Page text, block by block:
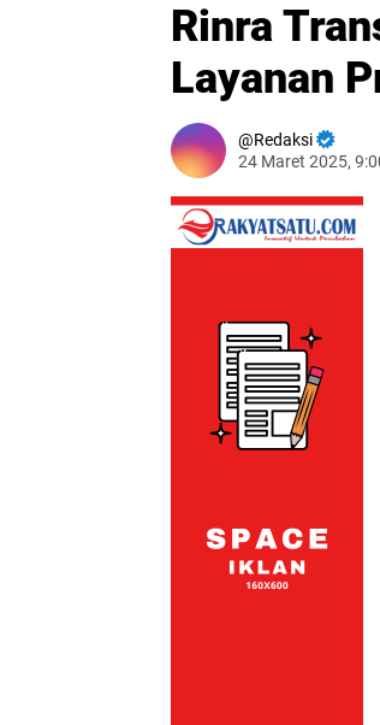
Rinra
Layanan
Redaksi
24 Maret 2025,